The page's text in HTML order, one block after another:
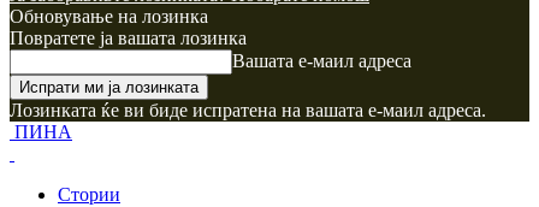
Обновување на лозинка
Повратете ја вашата лозинка
Вашата е-маил адреса
Лозинката ќе ви биде испратена на вашата е-маил адреса.
ПИНА
Стории